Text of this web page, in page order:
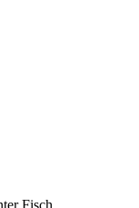
Fisch